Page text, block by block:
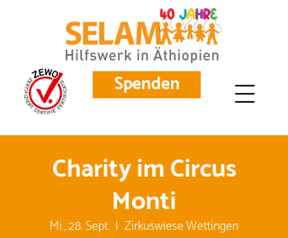
Spenden
Charity im Circus
Monti
Mi., 28. Sept.
  |
Zirkuswiese Wettingen